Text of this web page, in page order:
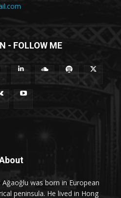
- FOLLOW ME
was born in European
peninsula. He lived in Hong